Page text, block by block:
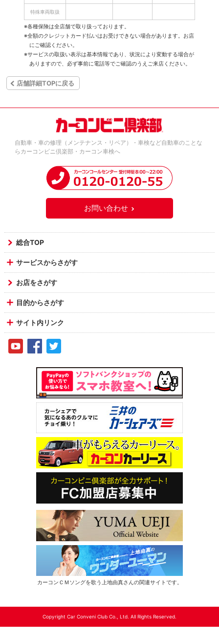
特殊車両取扱
※各種保険は全店舗で取り扱っております。
※全額のクレジットカード払いはお受けできない場合があります。お店
にご確認ください。
※サービスの取扱い表示は基本情報であり、状況により変動する場合が
ありますので、必ず事前に電話等でご確認のうえご来店ください。
店舗詳細TOPに戻る
自動車・車の修理（メンテナンス・リペア）・車検など自動車のことな
らカーコンビニ倶楽部・カーコン車検へ
お問い合わせ
総合TOP
サービスからさがす
お店をさがす
目的からさがす
サイト内リンク
カーコンＣＭソングを歌う上地由真さんの関連サイトです。
Copyright Car Conveni Club Co., Ltd. All Rights Reserved.